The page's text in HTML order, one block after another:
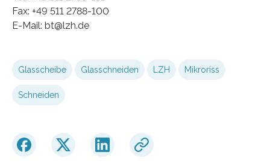
Fax: +49 511 2788-100
E-Mail: bt@lzh.de
Glasscheibe Glasschneiden LZH Mikroriss
Schneiden